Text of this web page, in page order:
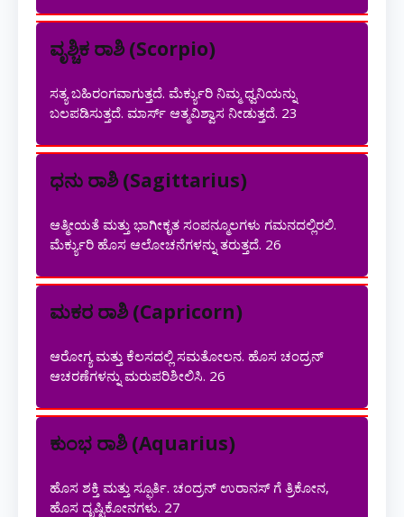
ವೃಶ್ಚಿಕ ರಾಶಿ (Scorpio)
ಸತ್ಯ ಬಹಿರಂಗವಾಗುತ್ತದೆ. ಮೆರ್ಕ್ಯುರಿ ನಿಮ್ಮ ಧ್ವನಿಯನ್ನು
ಬಲಪಡಿಸುತ್ತದೆ. ಮಾರ್ಸ್ ಆತ್ಮವಿಶ್ವಾಸ ನೀಡುತ್ತದೆ. 23
ಧನು ರಾಶಿ (Sagittarius)
ಆತ್ಮೀಯತೆ ಮತ್ತು ಭಾಗೀಕೃತ ಸಂಪನ್ಮೂಲಗಳು ಗಮನದಲ್ಲಿರಲಿ.
ಮೆರ್ಕ್ಯುರಿ ಹೊಸ ಆಲೋಚನೆಗಳನ್ನು ತರುತ್ತದೆ. 26
ಮಕರ ರಾಶಿ (Capricorn)
ಆರೋಗ್ಯ ಮತ್ತು ಕೆಲಸದಲ್ಲಿ ಸಮತೋಲನ. ಹೊಸ ಚಂದ್ರನ್
ಆಚರಣೆಗಳನ್ನು ಮರುಪರಿಶೀಲಿಸಿ. 26
ಕುಂಭ ರಾಶಿ (Aquarius)
ಹೊಸ ಶಕ್ತಿ ಮತ್ತು ಸ್ಫೂರ್ತಿ. ಚಂದ್ರನ್ ಉರಾನಸ್ ಗೆ ತ್ರಿಕೋನ,
ಹೊಸ ದೃಷ್ಟಿಕೋನಗಳು. 27